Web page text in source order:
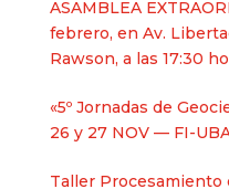
ASAMBLEA
febrero, en Av.
Rawson, a las 17:30
«5º Jornadas de
26 y 27 NOV — FI-
Taller Procesamiento